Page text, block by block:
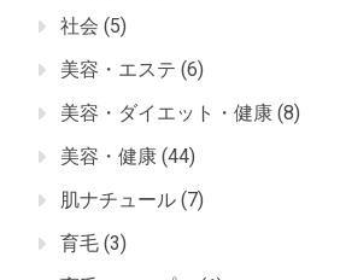
社会 (5)
美容・エステ (6)
美容・ダイエット・健康 (8)
美容・健康 (44)
肌ナチュール (7)
育毛 (3)